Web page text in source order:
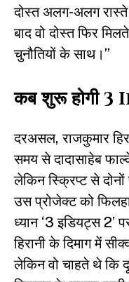
दोस्त अलग-अलग
बाद वो दोस्त फिर
चुनौतियों के साथ।”
कब शुरू होगी 3
दरअसल, राजकुमार
समय से दादासाहेब
लेकिन स्क्रिप्ट से
उस प्रोजेक्ट को
ध्यान ‘3 इडियट्स 2’
हिरानी के दिमाग में
लेकिन वो चाहते थे कि